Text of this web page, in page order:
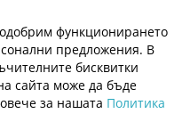
функционирането
предложения. В
бисквитки
сайта може да бъде
за нашата Политика